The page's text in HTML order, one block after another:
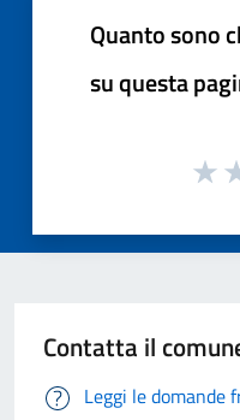
Quanto sono
su questa
Contatta il
Leggi le domande